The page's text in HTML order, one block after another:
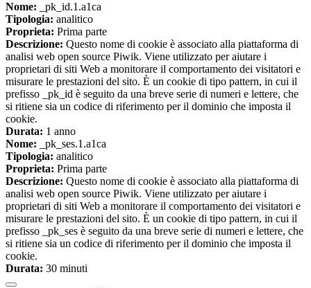
Nome: _pk_id.1.a1ca
Tipologia: analitico
Proprieta: Prima parte
Descrizione: Questo nome di cookie è associato alla piattaforma di
analisi web open source Piwik. Viene utilizzato per aiutare i
proprietari di siti Web a monitorare il comportamento dei visitatori e
misurare le prestazioni del sito. È un cookie di tipo pattern, in cui il
prefisso _pk_id è seguito da una breve serie di numeri e lettere, che
si ritiene sia un codice di riferimento per il dominio che imposta il
cookie.
Durata: 1 anno
Nome: _pk_ses.1.a1ca
Tipologia: analitico
Proprieta: Prima parte
Descrizione: Questo nome di cookie è associato alla piattaforma di
analisi web open source Piwik. Viene utilizzato per aiutare i
proprietari di siti Web a monitorare il comportamento dei visitatori e
misurare le prestazioni del sito. È un cookie di tipo pattern, in cui il
prefisso _pk_ses è seguito da una breve serie di numeri e lettere, che
si ritiene sia un codice di riferimento per il dominio che imposta il
cookie.
Durata: 30 minuti